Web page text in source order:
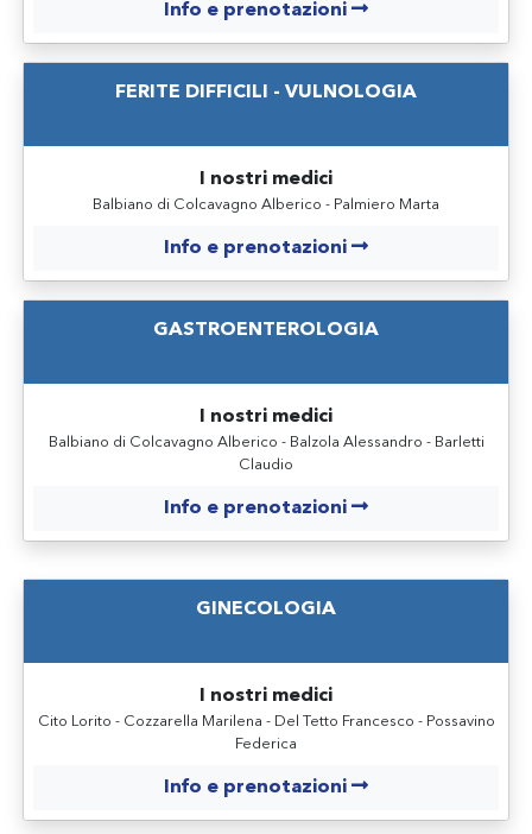
Info e prenotazioni
FERITE DIFFICILI - VULNOLOGIA
I nostri medici
Balbiano di Colcavagno Alberico - Palmiero Marta
Info e prenotazioni
GASTROENTEROLOGIA
I nostri medici
Balbiano di Colcavagno Alberico - Balzola Alessandro - Barletti
Claudio
Info e prenotazioni
GINECOLOGIA
I nostri medici
Cito Lorito - Cozzarella Marilena - Del Tetto Francesco - Possavino
Federica
Info e prenotazioni